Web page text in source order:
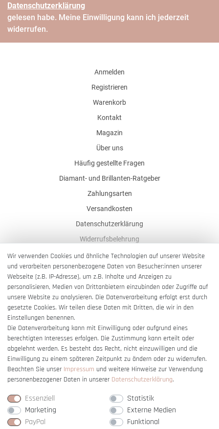
Daten­schutz­erklärung
gelesen habe. Meine Einwilligung kann ich jederzeit
widerrufen.
Anmelden
Registrieren
Warenkorb
Kontakt
Magazin
Über uns
Häufig gestellte Fragen
Diamant- und Brillanten-Ratgeber
Zahlungsarten
Versandkosten
Datenschutzerklärung
Widerrufsbelehrung
AGB
Impressum
Barrierefreiheitserklärung
Vertrag widerrufen
Wir verwenden Cookies und ähnliche Technologien auf unserer Website
und verarbeiten personenbezogene Daten von Besucher:innen unserer
Webseite (z.B. IP-Adresse), um z.B. Inhalte und Anzeigen zu
personalisieren, Medien von Drittanbietern einzubinden oder Zugriffe auf
unsere Website zu analysieren. Die Datenverarbeitung erfolgt erst durch
gesetzte Cookies. Wir teilen diese Daten mit Dritten, die wir in den
Einstellungen benennen.
Die Datenverarbeitung kann mit Einwilligung oder aufgrund eines
berechtigten Interesses erfolgen. Die Zustimmung kann erteilt oder
abgelehnt werden. Es besteht das Recht, nicht einzuwilligen und die
Einwilligung zu einem späteren Zeitpunkt zu ändern oder zu widerrufen.
Beachten Sie unser Impressum und weitere Hinweise zur Verwendung
personenbezogener Daten in unserer Daten­schutz­erklärung.
Essenziell
Statistik
Marketing
Externe Medien
PayPal
Funktional